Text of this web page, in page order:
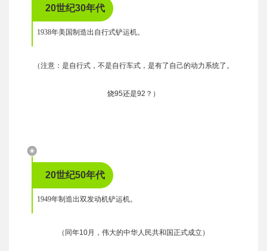
20世纪30年代
1938年美国制造出自行式铲运机。
（注意：是自行式，不是自行车式，是有了自己的动力系统了。
烧95还是92？）
20世纪50年代
1949年制造出双发动机铲运机。
（同年10月，伟大的中华人民共和国正式成立）